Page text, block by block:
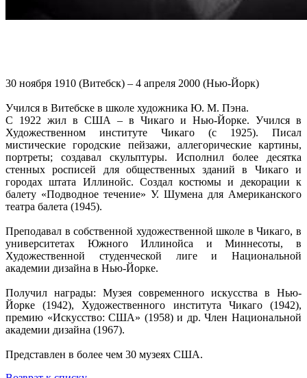
30 ноября 1910 (Витебск) – 4 апреля 2000 (Нью-Йорк)
Учился в Витебске в школе художника Ю. М. Пэна.
С 1922 жил в США – в Чикаго и Нью-Йорке. Учился в
Художественном институте Чикаго (с 1925). Писал
мистические городские пейзажи, аллегорические картины,
портреты; создавал скульптуры. Исполнил более десятка
стенных росписей для общественных зданий в Чикаго и
городах штата Иллинойс. Создал костюмы и декорации к
балету «Подводное течение» У. Шумена для Американского
театра балета (1945).
Преподавал в собственной художественной школе в Чикаго, в
университетах Южного Иллинойса и Миннесоты, в
Художественной студенческой лиге и Национальной
академии дизайна в Нью-Йорке.
Получил награды: Музея современного искусства в Нью-
Йорке (1942), Художественного института Чикаго (1942),
премию «Искусство: США» (1958) и др. Член Национальной
академии дизайна (1967).
Представлен в более чем 30 музеях США.